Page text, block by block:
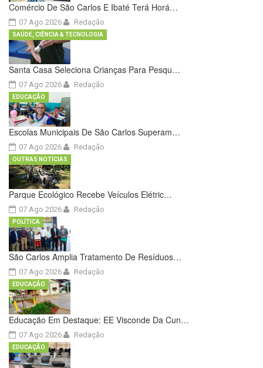
Comércio De São Carlos E Ibaté Terá Horá…
07 Ago 2026 Redação
Santa Casa Seleciona Crianças Para Pesqu…
07 Ago 2026
SAÚDE, CIÊNCIA & TECNOLOGIA
Redação
Escolas Municipais De São Carlos Superam…
07 Ago 2026
EDUCAÇÃO
Redação
Parque Ecológico Recebe Veículos Elétric…
07 Ago 2026
OUTRAS NOTÍCIAS
Redação
São Carlos Amplia Tratamento De Resíduos…
07 Ago 2026
POLÍTICA
Redação
Educação Em Destaque: EE Visconde Da Cun…
07 Ago 2026
EDUCAÇÃO
Redação
EDUCAÇÃO